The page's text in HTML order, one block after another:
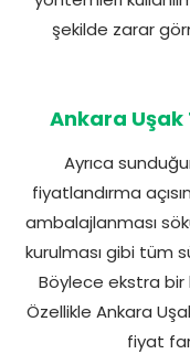
şekilde zarar
Ankara Uşak
Ayrıca
fiyatlandırma
ambalajlanması
kurulması gibi tüm
Böylece ekstra bir
Özellikle Ankara
fiyat